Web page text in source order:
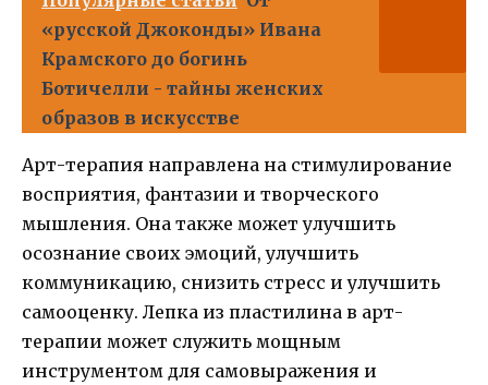
«русской Джоконды» Ивана
Крамского до богинь
Ботичелли - тайны женских
образов в искусстве
Арт-терапия направлена на стимулирование
восприятия, фантазии и творческого
мышления. Она также может улучшить
осознание своих эмоций, улучшить
коммуникацию, снизить стресс и улучшить
самооценку. Лепка из пластилина в арт-
терапии может служить мощным
инструментом для самовыражения и